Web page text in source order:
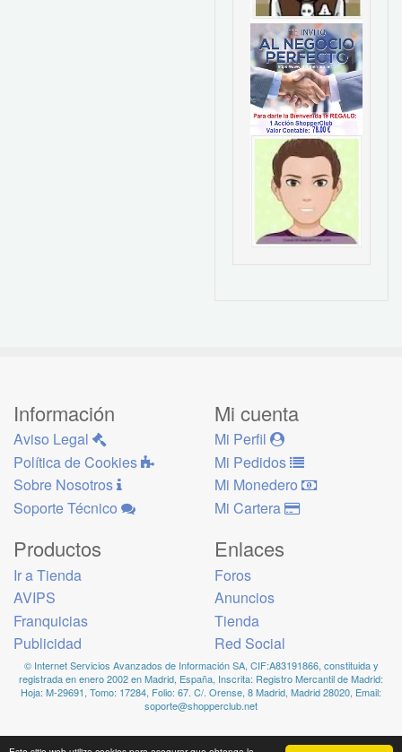
Información
Aviso Legal
Política de Cookies
Sobre Nosotros
Soporte Técnico
Mi cuenta
Mi Perfil
Mi Pedidos
Mi Monedero
Mi Cartera
Productos
Ir a Tienda
AVIPS
Franquicias
Publicidad
Enlaces
Foros
Anuncios
Tienda
Red Social
© Internet Servicios Avanzados de Información SA, CIF:A83191866, constituida y
registrada en enero 2002 en Madrid, España, Inscrita: Registro Mercantil de Madrid:
Hoja: M-29691, Tomo: 17284, Folio: 67. C/. Orense, 8 Madrid, Madrid 28020, Email:
soporte@shopperclub.net